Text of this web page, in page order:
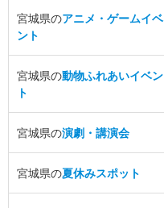
宮城県のアニメ・ゲームイベ
ント
宮城県の動物ふれあいイベン
ト
宮城県の演劇・講演会
宮城県の夏休みスポット